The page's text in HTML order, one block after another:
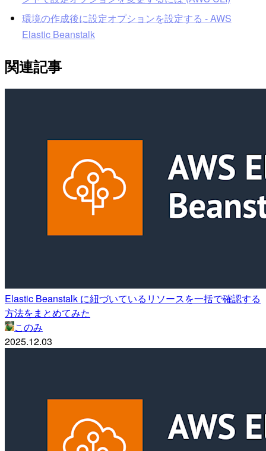
環境の作成後に設定オプションを設定する - AWS
Elastic Beanstalk
関連記事
Elastic Beanstalk に紐づいているリソースを一括で確認する
方法をまとめてみた
このみ
2025.12.03